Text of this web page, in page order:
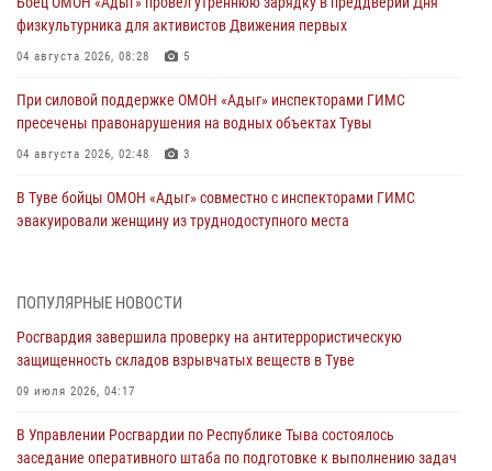
физкультурника для активистов Движения первых
04 августа 2026, 08:28 5
При силовой поддержке ОМОН «Адыг» инспекторами ГИМС
пресечены правонарушения на водных объектах Тувы
04 августа 2026, 02:48 3
В Туве бойцы ОМОН «Адыг» совместно с инспекторами ГИМС
эвакуировали женщину из труднодоступного места
Росгвардия проверила организацию отдыха детей в детских
31 июля 2026, 03:49
Сотрудники вневедомственной охраны приняли участие в акции
29 июля 2026, 09:41
ПОПУЛЯРНЫЕ НОВОСТИ
Росгвардия завершила проверку на антитеррористическую
защищенность складов взрывчатых веществ в Туве
09 июля 2026, 04:17
В Управлении Росгвардии по Республике Тыва состоялось
заседание оперативного штаба по подготовке к выполнению задач